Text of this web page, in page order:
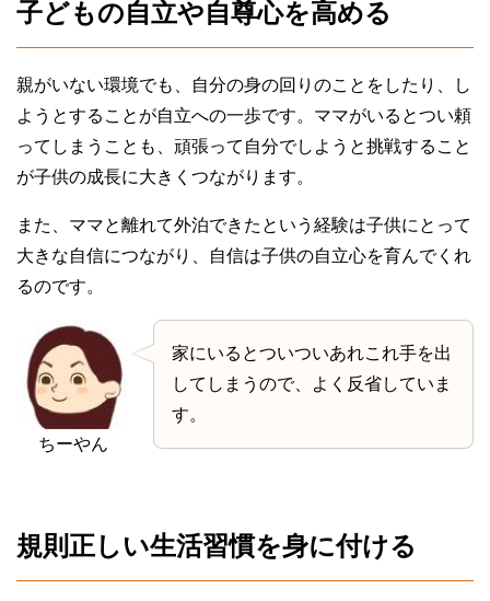
子どもの自立や自尊心を高める
親がいない環境でも、自分の身の回りのことをしたり、し
ようとすることが自立への一歩です。ママがいるとつい頼
ってしまうことも、頑張って自分でしようと挑戦すること
が子供の成長に大きくつながります。
また、ママと離れて外泊できたという経験は子供にとって
大きな自信につながり、自信は子供の自立心を育んでくれ
るのです。
ちーやん
家にいるとついついあれこれ手を出
してしまうので、よく反省していま
す。
規則正しい生活習慣を身に付ける